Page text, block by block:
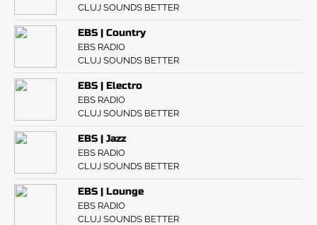
CLUJ SOUNDS BETTER
EBS | Country
EBS RADIO
CLUJ SOUNDS BETTER
EBS | Electro
EBS RADIO
CLUJ SOUNDS BETTER
EBS | Jazz
EBS RADIO
CLUJ SOUNDS BETTER
EBS | Lounge
EBS RADIO
CLUJ SOUNDS BETTER